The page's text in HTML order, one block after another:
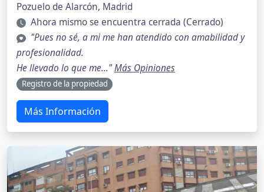
Pozuelo de Alarcón, Madrid
Ahora mismo se encuentra cerrada (Cerrado)
"Pues no sé, a mi me han atendido con amabilidad y
profesionalidad.
He llevado lo que me..."Más Opiniones
Registro de la propiedad
Más Información